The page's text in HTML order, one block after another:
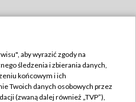
TVP
aby wyrazić zgody na
śledzenia i zbierania danych,
końcowym i ich
Twoich danych osobowych przez
(zwaną dalej również „TVP”),